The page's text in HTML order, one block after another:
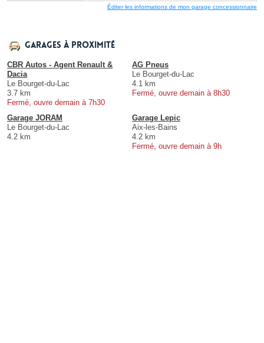
Éditer les informations de mon garage concessionnaire
Garages à proximité
CBR Autos - Agent Renault &
Dacia
Le Bourget-du-Lac
3.7 km
Fermé, ouvre demain à 7h30
AG Pneus
Le Bourget-du-Lac
4.1 km
Fermé, ouvre demain à 8h30
Garage JORAM
Le Bourget-du-Lac
4.2 km
Garage Lepic
Aix-les-Bains
4.2 km
Fermé, ouvre demain à 9h